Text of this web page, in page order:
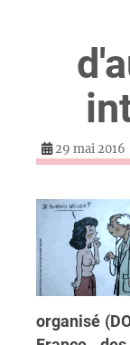
29 mai 2016
organisé